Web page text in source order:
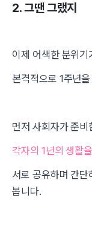
2. 그땐 그랬지
이제 어색한 분위기
본격적으로 1주년
먼저 사회자가 준비
각자의 1년의 생활
서로 공유하며 간단
봅니다.